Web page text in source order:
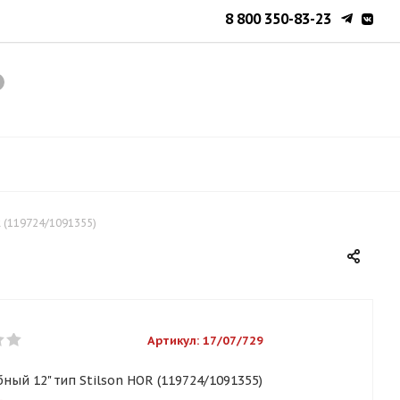
8 800 350-83-23
(119724/1091355)
Артикул: 17/07/729
12" тип Stilson HOR (119724/1091355)